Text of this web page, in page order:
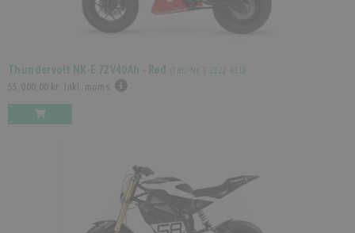
Thundervolt NK-E 72V40Ah - Rød THU-NK-E-2022-RED
55.000,00 kr. Inkl. moms.